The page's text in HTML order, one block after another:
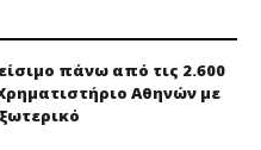
πάνω από τις 2.600
Αθηνών με